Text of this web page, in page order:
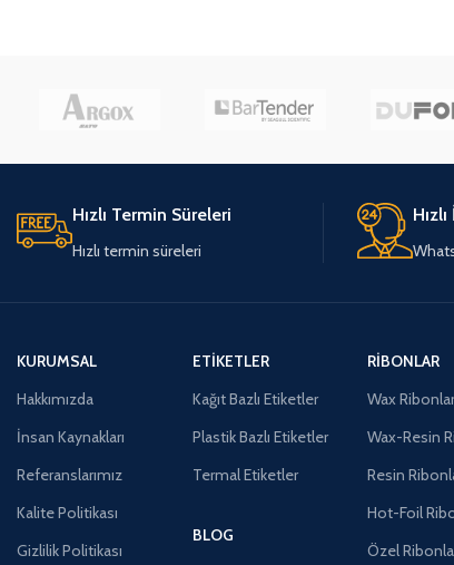
Hızlı Termin Süreleri
Hızlı termin süreleri
KURUMSAL
Hakkımızda
İnsan Kaynakları
Referanslarımız
Kalite Politikası
Gizlilik Politikası
ETIKETLER
Kağıt Bazlı Etiketler
Plastik Bazlı Etiketler
Termal Etiketler
BLOG
RIBONLAR
Wax
Wax-Resin
Resin
Hot-Foil
Özel